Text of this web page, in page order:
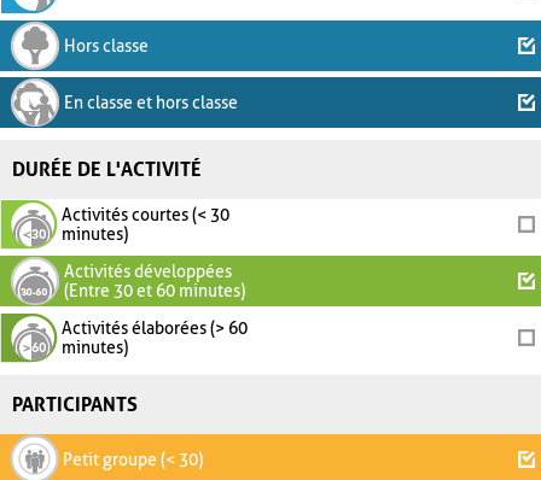
Hors classe
En classe et hors classe
DURÉE DE L'ACTIVITÉ
Activités courtes (< 30
minutes)
Activités développées
(Entre 30 et 60 minutes)
Activités élaborées (> 60
minutes)
PARTICIPANTS
Petit groupe (< 30)